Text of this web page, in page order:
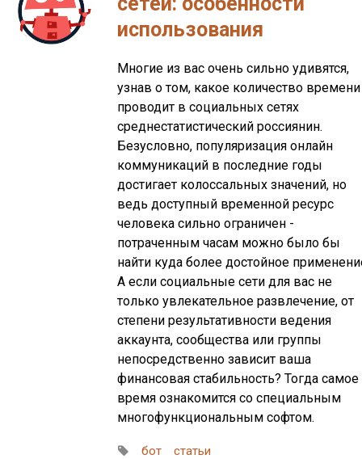
использования
Многие из вас очень сильно удивятся,
узнав о том, какое количество времени
проводит в социальных сетях
среднестатистический россиянин.
Безусловно, популяризация онлайн
коммуникаций в последние годы
достигает колоссальных значений, но
ведь доступный временной ресурс
человека сильно ограничен -
потраченным часам можно было бы
найти куда более достойное
А если социальные сети для вас не
только увлекательное развлечение, от
степени результативности ведения
аккаунта, сообщества или группы
непосредственно зависит ваша
финансовая стабильность? Тогда самое
время ознакомится со специальным
многофункциональным софтом.
бот
статьи